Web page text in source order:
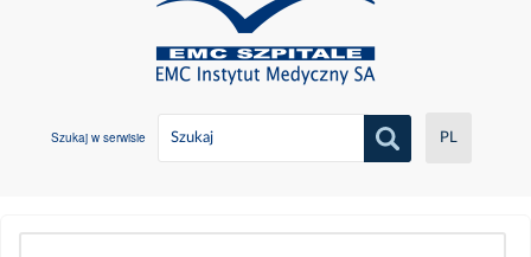
Szukaj w serwisie PL